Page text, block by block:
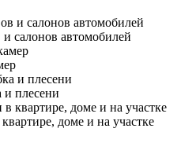
и салонов автомобилей
и плесени
доме и на участке